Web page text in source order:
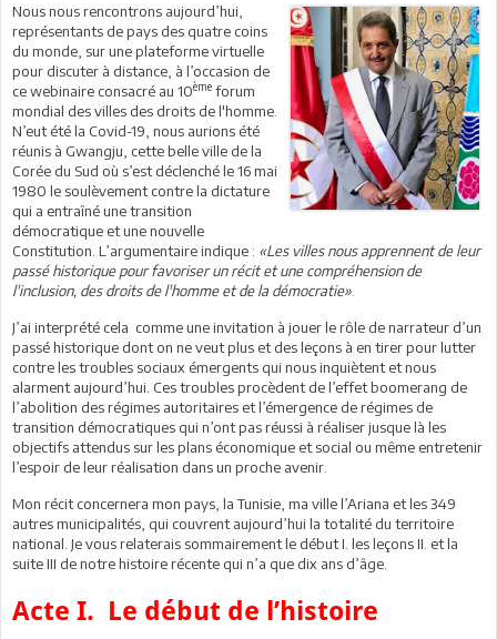
Nous nous rencontrons aujourd’hui,
représentants de pays des quatre coins
du monde, sur une plateforme virtuelle
pour discuter à distance, à l’occasion de
ce webinaire consacré au 10ème forum
mondial des villes des droits de l'homme.
N’eut été la Covid-19, nous aurions été
réunis à Gwangju, cette belle ville de la
Corée du Sud où s’est déclenché le 16 mai
1980 le soulèvement contre la dictature
qui a entraîné une transition
démocratique et une nouvelle
Constitution. L’argumentaire indique : «Les villes nous apprennent de leur
passé historique pour favoriser un récit et une compréhension de
l'inclusion, des droits de l'homme et de la démocratie»
J’ai interprété cela comme une invitation à jouer le rôle de narrateur d’un
passé historique dont on ne veut plus et des leçons à en tirer pour lutter
contre les troubles sociaux émergents qui nous inquiètent et nous
alarment aujourd’hui. Ces troubles procèdent de l’effet boomerang de
l’abolition des régimes autoritaires et l’émergence de régimes de
transition démocratiques qui n’ont pas réussi à réaliser jusque là les
objectifs attendus sur les plans économique et social ou même entretenir
l’espoir de leur réalisation dans un proche avenir.
Mon récit concernera mon pays, la Tunisie, ma ville l’Ariana et les 349
autres municipalités, qui couvrent aujourd’hui la totalité du territoire
national. Je vous relaterais sommairement le début I. les leçons II. et la
suite III de notre histoire récente qui n’a que dix ans d’âge.
Acte I. Le début de l’histoire